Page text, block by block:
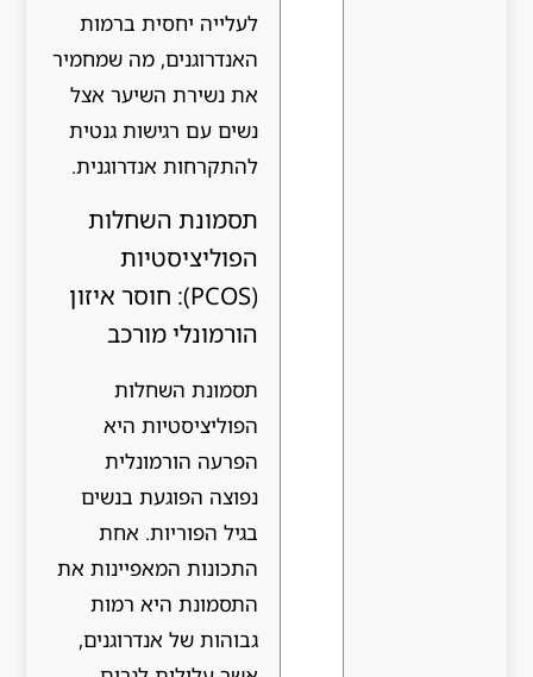
לעלייה יחסית ברמות
האנדרוגנים, מה שמחמיר
את נשירת השיער אצל
נשים עם רגישות גנטית
להתקרחות אנדרוגנית.
תסמונת השחלות
הפוליציסטיות
(PCOS): חוסר איזון
הורמונלי מורכב
תסמונת השחלות
הפוליציסטיות היא
הפרעה הורמונלית
נפוצה הפוגעת בנשים
בגיל הפוריות. אחת
התכונות המאפיינות את
התסמונת היא רמות
גבוהות של אנדרוגנים,